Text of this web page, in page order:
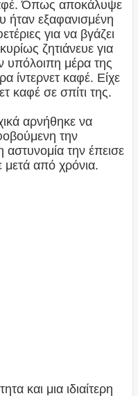
Όπως αποκάλυψε
ήταν εξαφανισμένη
για να βγάζει
ζητιάνευε για
υπόλοιπη μέρα της
ίντερνετ καφέ. Είχε
καφέ σε σπίτι της.
αρνήθηκε να
την
αστυνομία την έπεισε
μετά από χρόνια.
και μια ιδιαίτερη